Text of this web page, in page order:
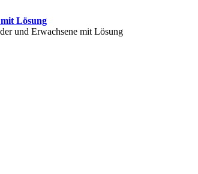
Lösung
und Erwachsene mit Lösung